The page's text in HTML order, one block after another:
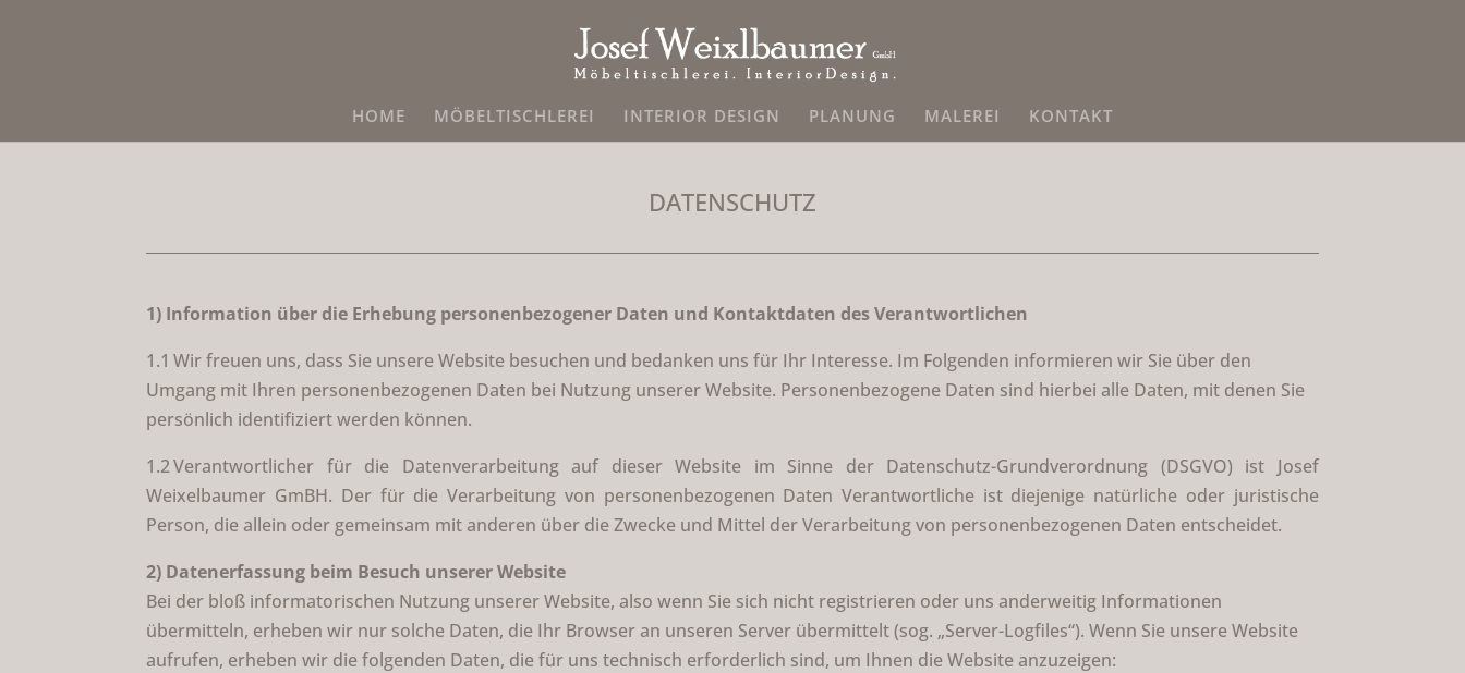
HOME MÖBELTISCHLEREI INTERIOR DESIGN PLANUNG MALEREI KONTAKT
DATENSCHUTZ
1) Information über die Erhebung personenbezogener Daten und Kontaktdaten des Verantwortlichen
1.1 Wir freuen uns, dass Sie unsere Website besuchen und bedanken uns für Ihr Interesse. Im Folgenden informieren wir Sie über den
Umgang mit Ihren personenbezogenen Daten bei Nutzung unserer Website. Personenbezogene Daten sind hierbei alle Daten, mit denen Sie
persönlich identifiziert werden können.
1.2 Verantwortlicher für die Datenverarbeitung auf dieser Website im Sinne der Datenschutz-Grundverordnung (DSGVO) ist Josef
Weixelbaumer GmBH. Der für die Verarbeitung von personenbezogenen Daten Verantwortliche ist diejenige natürliche oder juristische
Person, die allein oder gemeinsam mit anderen über die Zwecke und Mittel der Verarbeitung von personenbezogenen Daten entscheidet.
2) Datenerfassung beim Besuch unserer Website
Bei der bloß informatorischen Nutzung unserer Website, also wenn Sie sich nicht registrieren oder uns anderweitig Informationen
übermitteln, erheben wir nur solche Daten, die Ihr Browser an unseren Server übermittelt (sog. „Server-Logfiles“). Wenn Sie unsere Website
aufrufen, erheben wir die folgenden Daten, die für uns technisch erforderlich sind, um Ihnen die Website anzuzeigen: